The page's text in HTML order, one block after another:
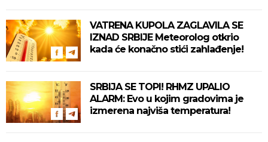
VATRENA KUPOLA ZAGLAVILA SE
IZNAD SRBIJE Meteorolog otkrio
kada će konačno stići zahlađenje!
SRBIJA SE TOPI! RHMZ UPALIO
ALARM: Evo u kojim gradovima je
izmerena najviša temperatura!